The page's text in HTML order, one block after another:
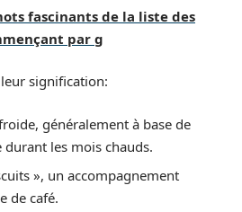
fascinants de la liste des
par g
signification:
généralement à base de
les mois chauds.
», un accompagnement
de café.